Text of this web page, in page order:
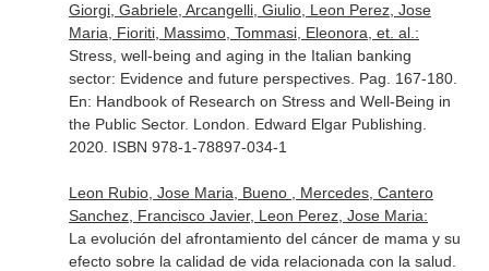
Giorgi, Gabriele, Arcangelli, Giulio, Leon Perez, Jose
Maria, Fioriti, Massimo, Tommasi, Eleonora, et. al.:
Stress, well-being and aging in the Italian banking
sector: Evidence and future perspectives. Pag. 167-180.
En: Handbook of Research on Stress and Well-Being in
the Public Sector. London. Edward Elgar Publishing.
2020. ISBN 978-1-78897-034-1
Leon Rubio, Jose Maria, Bueno , Mercedes, Cantero
Sanchez, Francisco Javier, Leon Perez, Jose Maria:
La evolución del afrontamiento del cáncer de mama y su
efecto sobre la calidad de vida relacionada con la salud.